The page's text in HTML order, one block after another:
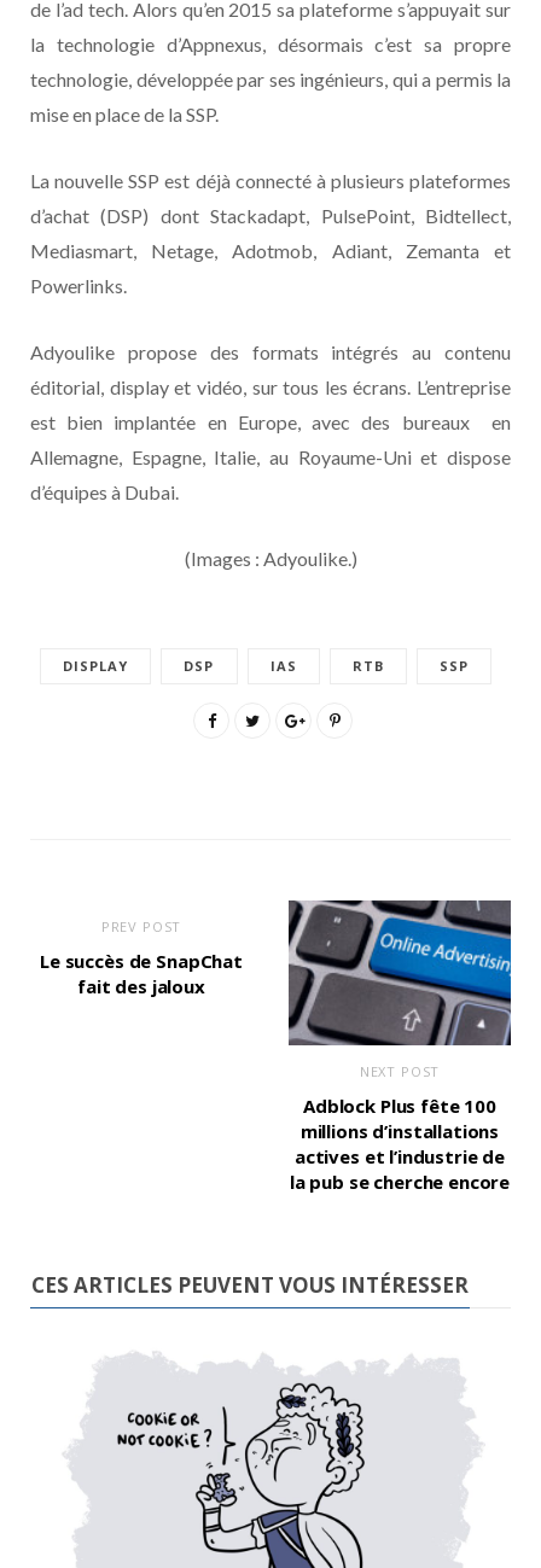
de l’ad tech. Alors qu’en 2015 sa plateforme s’appuyait sur
la technologie d’Appnexus, désormais c’est sa propre
technologie, développée par ses ingénieurs, qui a permis la
mise en place de la SSP.
La nouvelle SSP est déjà connecté à plusieurs plateformes
d’achat (DSP) dont Stackadapt, PulsePoint, Bidtellect,
Mediasmart, Netage, Adotmob, Adiant, Zemanta et
Powerlinks.
Adyoulike propose des formats intégrés au contenu
éditorial, display et vidéo, sur tous les écrans. L’entreprise
est bien implantée en Europe, avec des bureaux en
Allemagne, Espagne, Italie, au Royaume-Uni et dispose
d’équipes à Dubai.
(Images : Adyoulike.)
DISPLAY DSP IAS RTB SSP
PREV POST
Le succès de SnapChat
fait des jaloux
NEXT POST
Adblock Plus fête 100
millions d’installations
actives et l’industrie de
la pub se cherche encore
CES ARTICLES PEUVENT VOUS INTÉRESSER